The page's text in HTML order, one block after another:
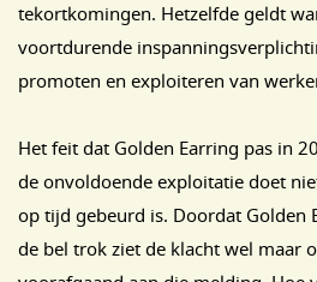
tekortkomingen. Hetzelfde geldt
voortdurende
promoten en exploiteren van
Het feit dat Golden Earring pas in
de onvoldoende exploitatie doet
op tijd gebeurd is. Doordat Golden
de bel trok ziet de klacht wel maar